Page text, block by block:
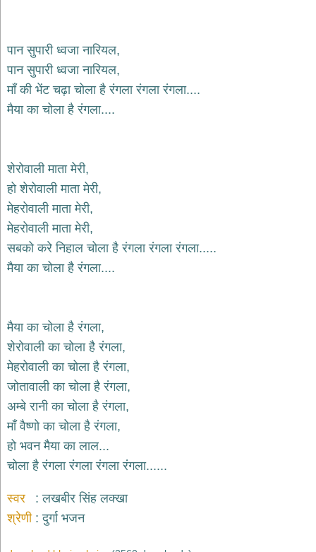
भजन
miscellaneous
bhajans
विष्णु
भजन
बालक
नाथ
भजन
baba
nath
bhajans
भक्ति
खाटू
श्याम
भजन
shaym
रानी
दादी
भजन
dadi
bhajans
पान सुपारी ध्वजा नारियल,
पान सुपारी ध्वजा नारियल,
माँ की भेंट चढ़ा चोला है रंगला रंगला रंगला....
मैया का चोला है रंगला....
शेरोवाली माता मेरी,
हो शेरोवाली माता मेरी,
मेहरोवाली माता मेरी,
मेहरोवाली माता मेरी,
सबको करे निहाल चोला है रंगला रंगला रंगला.....
मैया का चोला है रंगला....
मैया का चोला है रंगला,
शेरोवाली का चोला है रंगला,
मेहरोवाली का चोला है रंगला,
जोतावाली का चोला है रंगला,
अम्बे रानी का चोला है रंगला,
माँ वैष्णो का चोला है रंगला,
हो भवन मैया का लाल...
चोला है रंगला रंगला रंगला रंगला......
स्वर
लखबीर सिंह लक्खा
श्रेणी
दुर्गा भजन